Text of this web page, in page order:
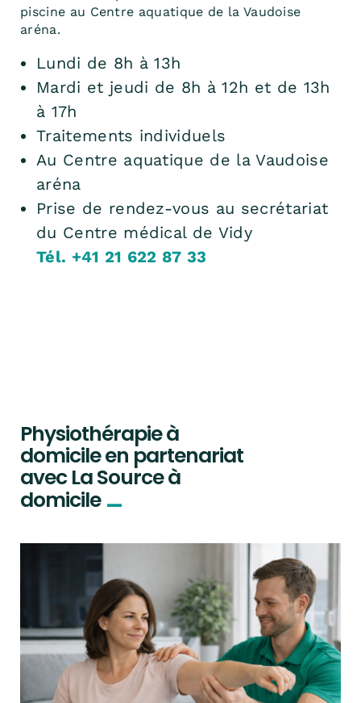
piscine au Centre aquatique de la Vaudoise
aréna.
Lundi de 8h à 13h
Mardi et jeudi de 8h à 12h et de 13h
à 17h
Traitements individuels
Au Centre aquatique de la Vaudoise
aréna
Prise de rendez-vous au secrétariat
du Centre médical de Vidy
Tél. +41 21 622 87 33
Physiothérapie à
domicile en partenariat
avec La Source à
domicile_